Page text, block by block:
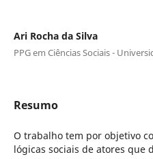
Ari Rocha da Silva
PPG em Ciências Sociais -
Resumo
O trabalho tem por objetivo
lógicas sociais de atores que